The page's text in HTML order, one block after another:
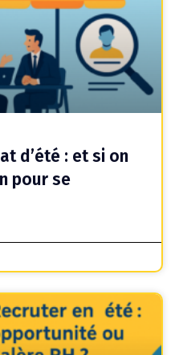
d’été : et si on
pour se